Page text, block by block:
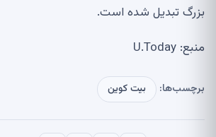
بزرگ تبدیل شده است.
منبع: U.Today
برچسب‌ها: بیت کوین